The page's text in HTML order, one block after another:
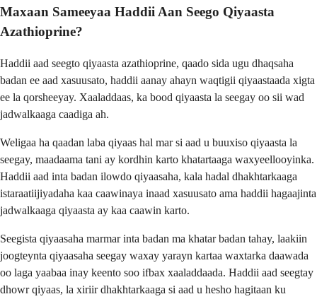
Maxaan Sameeyaa Haddii Aan Seego Qiyaasta
Azathioprine?
Haddii aad seegto qiyaasta azathioprine, qaado sida ugu dhaqsaha
badan ee aad xasuusato, haddii aanay ahayn waqtigii qiyaastaada xigta
ee la qorsheeyay. Xaaladdaas, ka bood qiyaasta la seegay oo sii wad
jadwalkaaga caadiga ah.
Weligaa ha qaadan laba qiyaas hal mar si aad u buuxiso qiyaasta la
seegay, maadaama tani ay kordhin karto khatartaaga waxyeellooyinka.
Haddii aad inta badan ilowdo qiyaasaha, kala hadal dhakhtarkaaga
istaraatiijiyadaha kaa caawinaya inaad xasuusato ama haddii hagaajinta
jadwalkaaga qiyaasta ay kaa caawin karto.
Seegista qiyaasaha marmar inta badan ma khatar badan tahay, laakiin
joogteynta qiyaasaha seegay waxay yarayn kartaa waxtarka daawada
oo laga yaabaa inay keento soo ifbax xaaladdaada. Haddii aad seegtay
dhowr qiyaas, la xiriir dhakhtarkaaga si aad u hesho hagitaan ku